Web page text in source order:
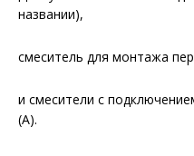
названии),
смеситель для монтажа
и смесители с
(A).